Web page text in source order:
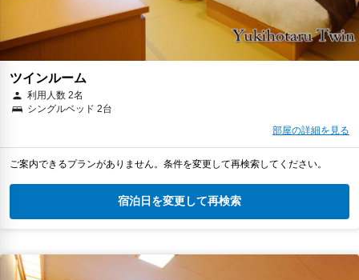
ツインルーム
利用人数 2名
シングルベッド 2台
部屋の詳細を見る
ご案内できるプランがありません。条件を変更して再検索してください。
宿泊日を変更して再検索